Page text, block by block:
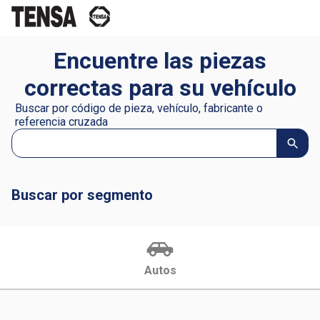
Encuentre las piezas
correctas para su vehículo
Buscar por código de pieza, vehículo, fabricante o
referencia cruzada
Buscar por segmento
Autos